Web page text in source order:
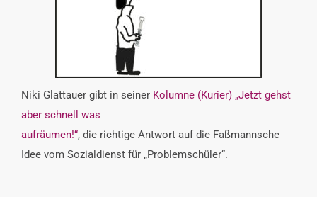
Niki Glattauer gibt in seiner Kolumne (Kurier) „Jetzt gehst
aber schnell was
aufräumen!“, die richtige Antwort auf die Faßmannsche
Idee vom Sozialdienst für „Problemschüler“.